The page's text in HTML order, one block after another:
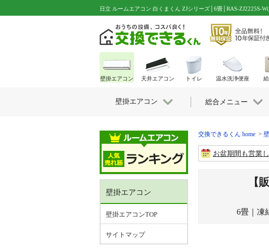
日立 ルームエアコン 白くまくん ZJシリーズ│6畳│RAS-ZJ2225S-
交換できるくん home
お盆期間も営業
【
6畳｜凍
壁掛エアコン
壁掛エアコンTOP
サイトマップ
壁掛エアコン 天井エアコン トイレ 温水洗浄便座
壁掛エアコン 総合メニュー